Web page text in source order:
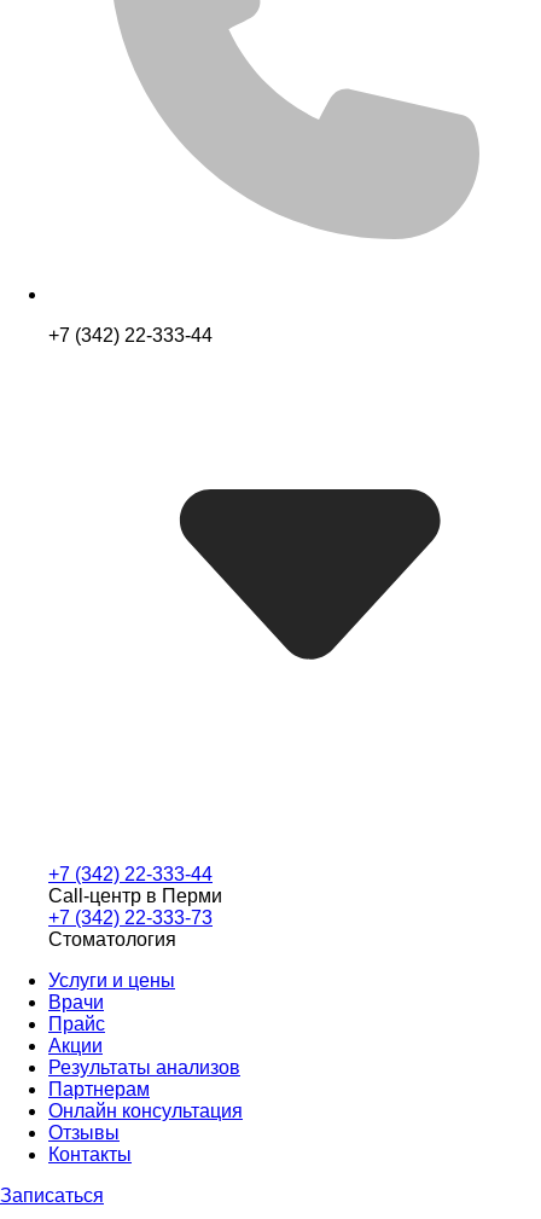
+7 (342) 22-333-44
+7 (342) 22-333-44
Call-центр в Перми
+7 (342) 22-333-73
Стоматология
Услуги и цены
Врачи
Прайс
Акции
Результаты анализов
Партнерам
Онлайн консультация
Отзывы
Контакты
Записаться